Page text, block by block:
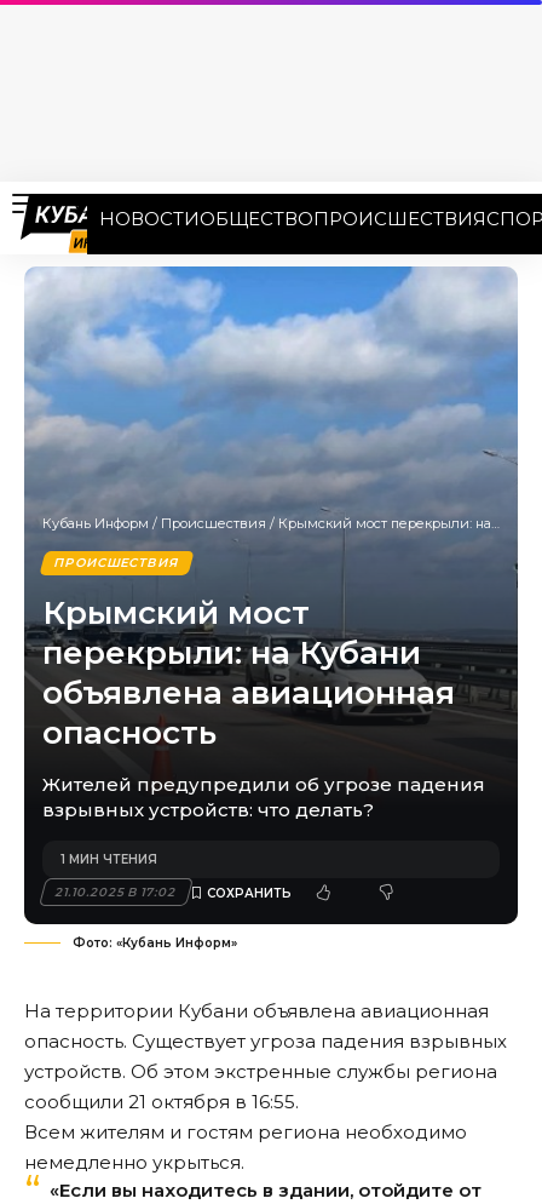
НОВОСТИОБЩЕСТВОПРОИСШЕСТВИЯ
Кубань Информ / Происшествия / Крымский мост перекрыли: на Кубани объявлена авиационная опасность
ПРОИСШЕСТВИЯ
Крымский мост
перекрыли: на Кубани
объявлена авиационная
опасность
Жителей предупредили об угрозе падения
взрывных устройств: что делать?
21.10.2025 В 17:02
1 МИН ЧТЕНИЯ
Фото: «Кубань Информ»
На территории Кубани объявлена авиационная
опасность. Существует угроза падения взрывных
устройств. Об этом экстренные службы региона
сообщили 21 октября в 16:55.
Всем жителям и гостям региона необходимо
немедленно укрыться.
«Если вы находитесь в здании, отойдите от